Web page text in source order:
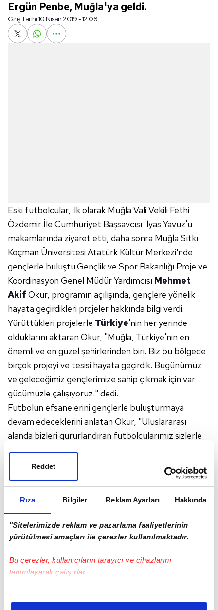
Rıza Bilgiler Reklam Ayarları Hakkında
"Sitelerimizde reklam ve pazarlama faaliyetlerinin
yürütülmesi amaçları ile çerezler kullanılmaktadır.
Bu çerezler, kullanıcıların tarayıcı ve cihazlarını
tanımlayarak çalışırlar.
Bu çerezlere izin vermeniz halinde sizlere özel
Reddet
Ergün Penbe, Muğla'ya geldi.
Giriş Tarihi:10 Nisan 2019 - 12:08
Eski futbolcular, ilk olarak Muğla Vali Vekili Fethi
Özdemir İle Cumhuriyet Başsavcısı İlyas Yavuz'u
makamlarında ziyaret etti, daha sonra Muğla Sıtkı
Koçman Üniversitesi Atatürk Kültür Merkezi'nde
gençlerle buluştu.Gençlik ve Spor Bakanlığı Proje ve
Koordinasyon Genel Müdür Yardımcısı Mehmet
Akif Okur, programın açılışında, gençlere yönelik
hayata geçirdikleri projeler hakkında bilgi verdi.
Yürüttükleri projelerle Türkiye'nin her yerinde
olduklarını aktaran Okur, "Muğla, Türkiye'nin en
önemli ve en güzel şehirlerinden biri. Biz bu bölgede
birçok projeyi ve tesisi hayata geçirdik. Bugünümüz
ve geleceğimiz gençlerimize sahip çıkmak için var
gücümüzle çalışıyoruz." dedi.
Futbolun efsanelerini gençlerle buluşturmaya
devam edeceklerini anlatan Okur, "Uluslararası
alanda bizleri gururlandıran futbolcularımız sizlerle
olacak ve deneyimlerini paylaşacaklar. Bütün
faaliyetlerimizin odağında gençlerimizin kötü
alışkanlıklardan uzaklaşması var." diye konuştu.
deneyimlerini paylaştı.